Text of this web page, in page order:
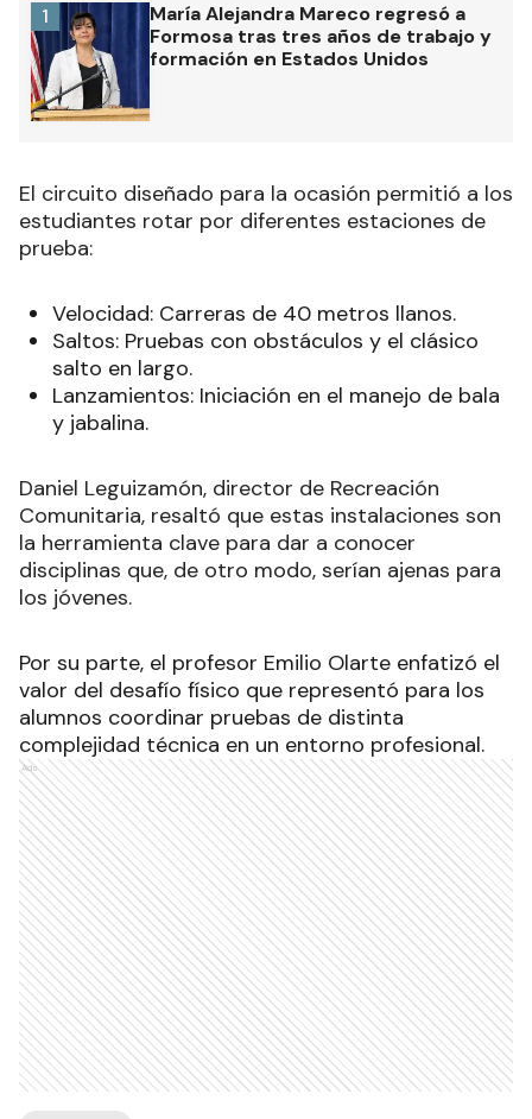
María Alejandra Mareco regresó a
Formosa tras tres años de trabajo y
formación en Estados Unidos
1
El circuito diseñado para la ocasión permitió a los
estudiantes rotar por diferentes estaciones de
prueba:
Velocidad: Carreras de 40 metros llanos.
Saltos: Pruebas con obstáculos y el clásico
salto en largo.
Lanzamientos: Iniciación en el manejo de bala
y jabalina.
Daniel Leguizamón, director de Recreación
Comunitaria, resaltó que estas instalaciones son
la herramienta clave para dar a conocer
disciplinas que, de otro modo, serían ajenas para
los jóvenes.
Por su parte, el profesor Emilio Olarte enfatizó el
valor del desafío físico que representó para los
alumnos coordinar pruebas de distinta
complejidad técnica en un entorno profesional.
Ads